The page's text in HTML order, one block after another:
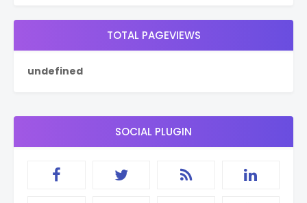
TOTAL PAGEVIEWS
undefined
SOCIAL PLUGIN